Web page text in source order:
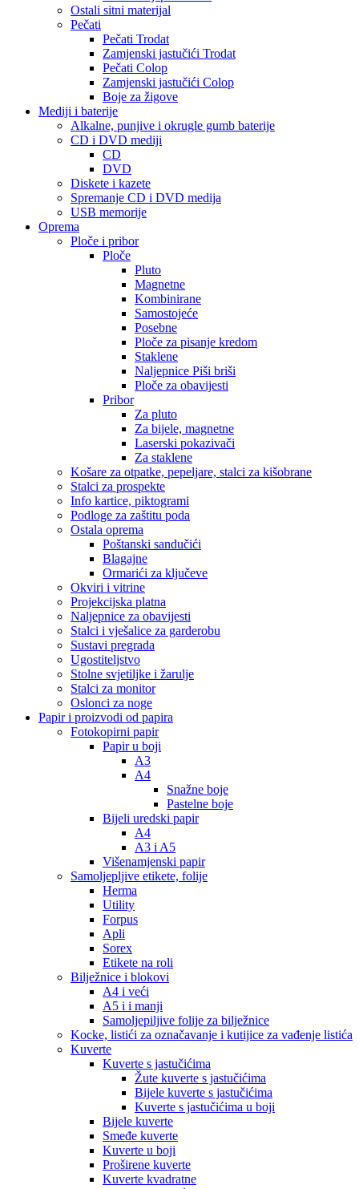
Ostali sitni materijal
Pečati
Pečati Trodat
Zamjenski jastučići Trodat
Pečati Colop
Zamjenski jastučići Colop
Boje za žigove
Mediji i baterije
Alkalne, punjive i okrugle gumb baterije
CD i DVD mediji
CD
DVD
Diskete i kazete
Spremanje CD i DVD medija
USB memorije
Oprema
Ploče i pribor
Ploče
Pluto
Magnetne
Kombinirane
Samostojeće
Posebne
Ploče za pisanje kredom
Staklene
Naljepnice Piši briši
Ploče za obavijesti
Pribor
Za pluto
Za bijele, magnetne
Laserski pokazivači
Za staklene
Košare za otpatke, pepeljare, stalci za kišobrane
Stalci za prospekte
Info kartice, piktogrami
Podloge za zaštitu poda
Ostala oprema
Poštanski sandučići
Blagajne
Ormarići za ključeve
Okviri i vitrine
Projekcijska platna
Naljepnice za obavijesti
Stalci i vješalice za garderobu
Sustavi pregrada
Ugostiteljstvo
Stolne svjetiljke i žarulje
Stalci za monitor
Oslonci za noge
Papir i proizvodi od papira
Fotokopirni papir
Papir u boji
A3
A4
Snažne boje
Pastelne boje
Bijeli uredski papir
A4
A3 i A5
Višenamjenski papir
Samoljepljive etikete, folije
Herma
Utility
Forpus
Apli
Sorex
Etikete na roli
Bilježnice i blokovi
A4 i veći
A5 i i manji
Samoljepiljive folije za bilježnice
Kocke, listići za označavanje i kutijice za vađenje listića
Kuverte
Kuverte s jastučićima
Žute kuverte s jastučićima
Bijele kuverte s jastučićima
Kuverte s jastučićima u boji
Bijele kuverte
Smeđe kuverte
Kuverte u boji
Proširene kuverte
Kuverte kvadratne